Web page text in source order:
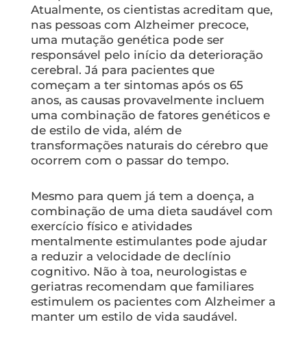
Atualmente, os cientistas acreditam que,
nas pessoas com Alzheimer precoce,
uma mutação genética pode ser
responsável pelo início da deterioração
cerebral. Já para pacientes que
começam a ter sintomas após os 65
anos, as causas provavelmente incluem
uma combinação de fatores genéticos e
de estilo de vida, além de
transformações naturais do cérebro que
ocorrem com o passar do tempo.
Mesmo para quem já tem a doença, a
combinação de uma dieta saudável com
exercício físico e atividades
mentalmente estimulantes pode ajudar
a reduzir a velocidade de declínio
cognitivo. Não à toa, neurologistas e
geriatras recomendam que familiares
estimulem os pacientes com Alzheimer a
manter um estilo de vida saudável.